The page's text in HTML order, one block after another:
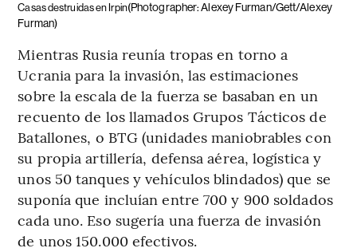
Casas destruidas en Irpin(Photographer: Alexey Furman/Gett/Alexey
Furman)
Mientras Rusia reunía tropas en torno a
Ucrania para la invasión, las estimaciones
sobre la escala de la fuerza se basaban en un
recuento de los llamados Grupos Tácticos de
Batallones, o BTG (unidades maniobrables con
su propia artillería, defensa aérea, logística y
unos 50 tanques y vehículos blindados) que se
suponía que incluían entre 700 y 900 soldados
cada uno. Eso sugería una fuerza de invasión
de unos 150.000 efectivos.